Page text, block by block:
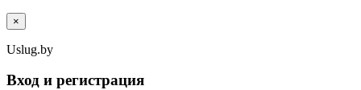
×
Uslug.by
Вход и регистрация